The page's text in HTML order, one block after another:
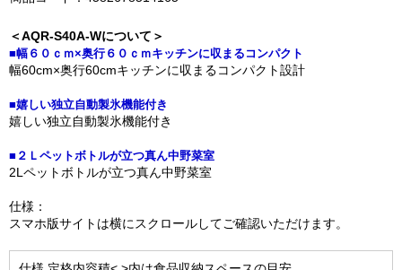
＜AQR-S40A-Wについて＞
■幅６０ｃｍ×奥行６０ｃｍキッチンに収まるコンパクト
幅60cm×奥行60cmキッチンに収まるコンパクト設計
■嬉しい独立自動製氷機能付き
嬉しい独立自動製氷機能付き
■２Ｌペットボトルが立つ真ん中野菜室
2Lペットボトルが立つ真ん中野菜室
仕様：
スマホ版サイトは横にスクロールしてご確認いただけます。